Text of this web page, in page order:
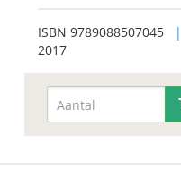
ISBN 9789088507045 |
2017